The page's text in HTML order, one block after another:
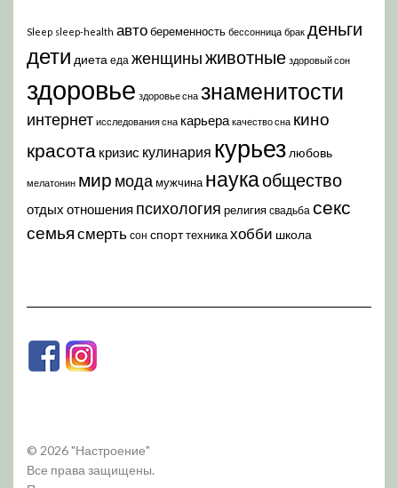
Sleep sleep-health автобеременность бессонница брак деньги
дети диета еда женщиныживотные здоровый сон
здоровье здоровье сна знаменитости
интернет исследования сна карьера качество сна кино
красота кризис кулинария курьез любовь
мелатонин мир модамужчина наукаобщество
отдых отношения психология религия свадьба секс
семья смерть сон спорттехникахобби школа
© 2026 "Настроение"
Все права защищены.